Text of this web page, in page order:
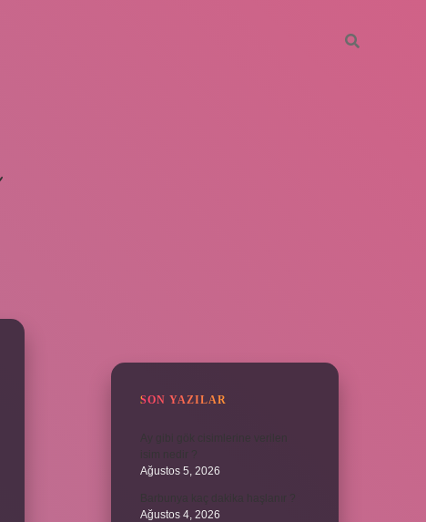
SON YAZILAR
Ağustos 5, 2026
Ağustos 4, 2026